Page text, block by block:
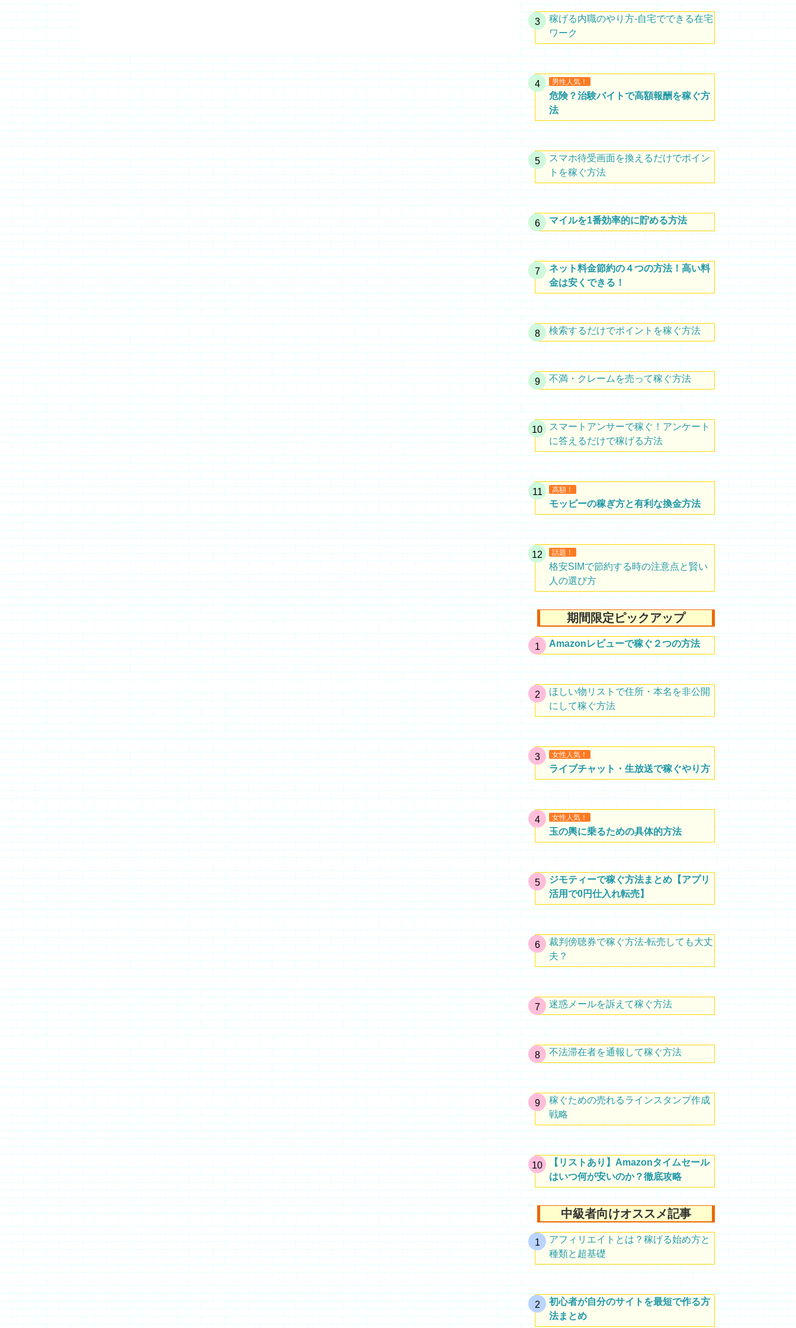
稼げる内職のやり方-自宅でできる在宅
ワーク
男性人気！
危険？治験バイトで高額報酬を稼ぐ方
法
スマホ待受画面を換えるだけでポイン
トを稼ぐ方法
マイルを1番効率的に貯める方法
ネット料金節約の４つの方法！高い料
金は安くできる！
検索するだけでポイントを稼ぐ方法
不満・クレームを売って稼ぐ方法
スマートアンサーで稼ぐ！アンケート
に答えるだけで稼げる方法
高額！
モッピーの稼ぎ方と有利な換金方法
話題！
格安SIMで節約する時の注意点と賢い
人の選び方
期間限定ピックアップ
Amazonレビューで稼ぐ２つの方法
ほしい物リストで住所・本名を非公開
にして稼ぐ方法
女性人気！
ライブチャット・生放送で稼ぐやり方
女性人気！
玉の輿に乗るための具体的方法
ジモティーで稼ぐ方法まとめ【アプリ
活用で0円仕入れ転売】
裁判傍聴券で稼ぐ方法-転売しても大丈
夫？
迷惑メールを訴えて稼ぐ方法
不法滞在者を通報して稼ぐ方法
稼ぐための売れるラインスタンプ作成
戦略
【リストあり】Amazonタイムセール
はいつ何が安いのか？徹底攻略
中級者向けオススメ記事
アフィリエイトとは？稼げる始め方と
種類と超基礎
初心者が自分のサイトを最短で作る方
法まとめ